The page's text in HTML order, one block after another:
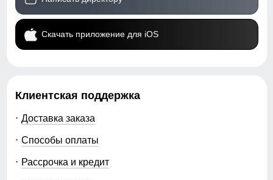
Скачать приложение для iOS
Клиентская поддержка
Доставка заказа
Способы оплаты
Рассрочка и кредит